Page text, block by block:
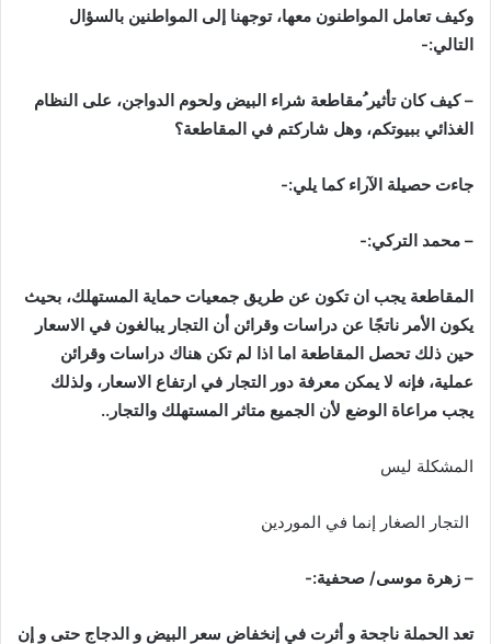
وكيف تعامل المواطنون معها، توجهنا إلى المواطنين بالسؤال
التالي:-
–كيف كان تأثير ُمقاطعة شراء البيض ولحوم الدواجن، على النظام
الغذائي ببيوتكم، وهل شاركتم في المقاطعة؟
جاءت حصيلة الآراء كما يلي:-
– محمد التركي:-
المقاطعة يجب ان تكون عن طريق جمعيات حماية المستهلك، بحيث
يكون الأمر ناتجًا عن دراسات وقرائن أن التجار يبالغون في الاسعار
حين ذلك تحصل المقاطعة اما اذا لم تكن هناك دراسات وقرائن
عملية، فإنه لا يمكن معرفة دور التجار في ارتفاع الاسعار، ولذلك
يجب مراعاة الوضع لأن الجميع متاثر المستهلك والتجار ..
المشكلة ليس
التجار الصغار إنما في الموردين
– زهرة موسى/ صحفية:-
تعد الحملة ناجحة و أثرت في إنخفاض سعر البيض و الدجاج حتى و إن